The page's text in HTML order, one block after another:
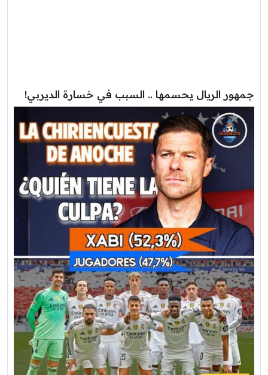
جمهور الريال يحسمها .. السبب في خسارة الديربي!